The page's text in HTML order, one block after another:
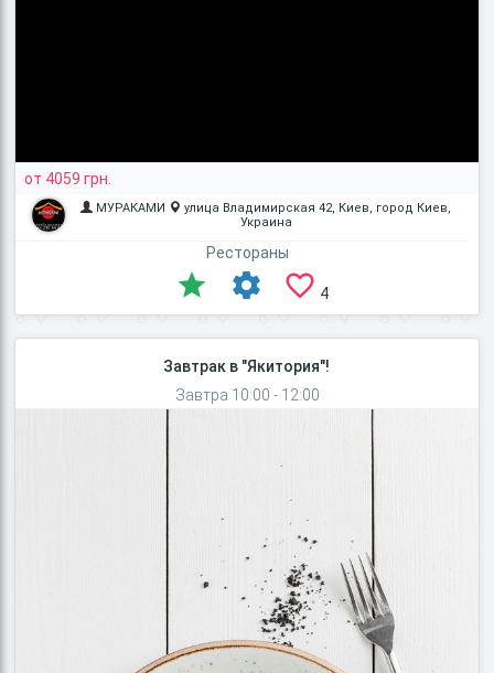
от 4059 грн.
МУРАКАМИ
улица Владимирская 42, Киев, город Киев,
Украина
Рестораны
4
Завтрак в "Якитория"!
Завтра 10:00 - 12:00